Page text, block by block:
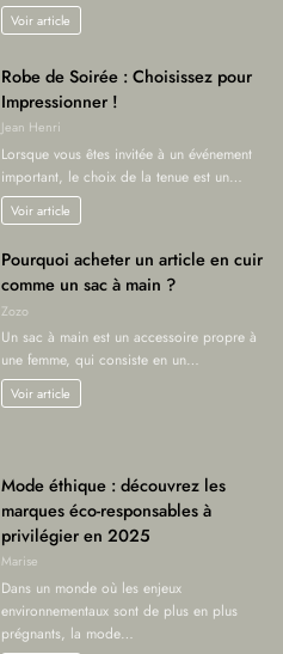
Voir article
Robe de Soirée : Choisissez pour
Impressionner !
Jean Henri
Lorsque vous êtes invitée à un événement
important, le choix de la tenue est un…
Voir article
Pourquoi acheter un article en cuir
comme un sac à main ?
Zozo
Un sac à main est un accessoire propre à
une femme, qui consiste en un…
Voir article
Mode éthique : découvrez les
marques éco-responsables à
privilégier en 2025
Marise
Dans un monde où les enjeux
environnementaux sont de plus en plus
prégnants, la mode…